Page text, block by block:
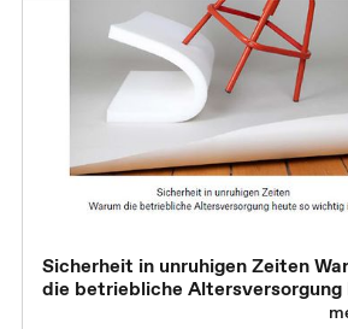
Sicherheit in unruhigen Zeiten
die betriebliche Altersversorgung